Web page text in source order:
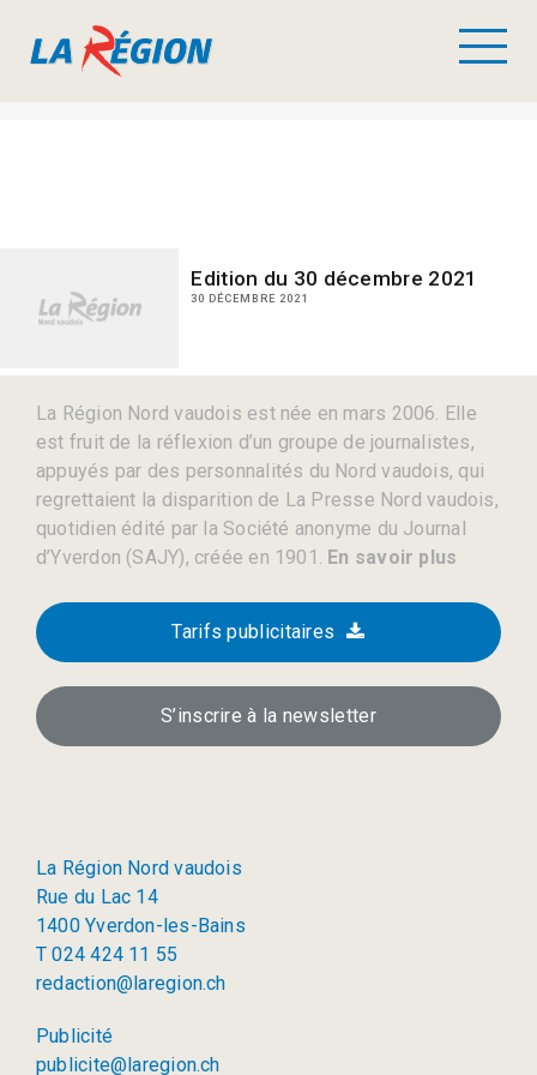
Edition du 30 décembre 2021
30 DÉCEMBRE 2021
La Région Nord vaudois est née en mars 2006. Elle
est fruit de la réflexion d’un groupe de journalistes,
appuyés par des personnalités du Nord vaudois, qui
regrettaient la disparition de La Presse Nord vaudois,
quotidien édité par la Société anonyme du Journal
d’Yverdon (SAJY), créée en 1901. En savoir plus
Tarifs publicitaires
S’inscrire à la newsletter
La Région Nord vaudois
Rue du Lac 14
1400 Yverdon-les-Bains
T 024 424 11 55
redaction@laregion.ch
Publicité
publicite@laregion.ch